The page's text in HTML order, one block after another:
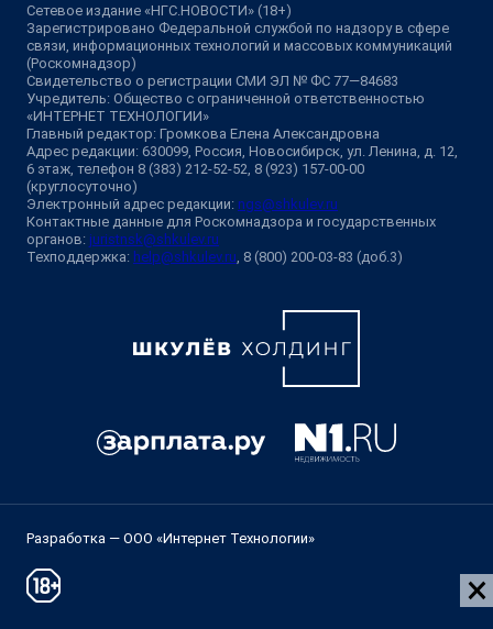
Сетевое издание «НГС.НОВОСТИ» (18+)
Зарегистрировано Федеральной службой по надзору в сфере
связи, информационных технологий и массовых коммуникаций
(Роскомнадзор)
Свидетельство о регистрации СМИ ЭЛ № ФС 77—84683
Учредитель: Общество с ограниченной ответственностью
«ИНТЕРНЕТ ТЕХНОЛОГИИ»
Главный редактор: Громкова Елена Александровна
Адрес редакции: 630099, Россия, Новосибирск, ул. Ленина, д. 12,
6 этаж, телефон 8 (383) 212-52-52, 8 (923) 157-00-00
(круглосуточно)
Электронный адрес редакции: ngs@shkulev.ru
Контактные данные для Роскомнадзора и государственных
органов: juristnsk@shkulev.ru
Техподдержка: help@shkulev.ru , 8 (800) 200-03-83 (доб.3)
Разработка — ООО «Интернет Технологии»